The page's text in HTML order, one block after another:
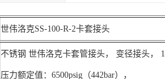
世伟洛克SS-100-R-2卡套接头
不锈钢 世伟洛克卡套管接头， 变径接头，
压力额定值：6500psig（442bar），